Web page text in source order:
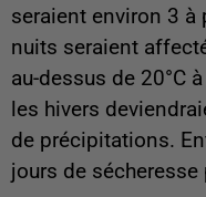
seraient environ 3 à
nuits seraient
au-dessus de 20°C
les hivers
de précipitations.
jours de sécheresse